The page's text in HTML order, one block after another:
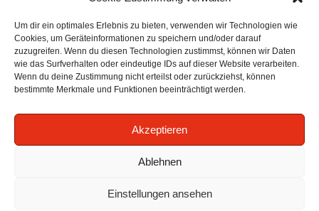
Um dir ein optimales Erlebnis zu bieten, verwenden wir Technologien wie
Cookies, um Geräteinformationen zu speichern und/oder darauf
zuzugreifen. Wenn du diesen Technologien zustimmst, können wir Daten
wie das Surfverhalten oder eindeutige IDs auf dieser Website verarbeiten.
Wenn du deine Zustimmung nicht erteilst oder zurückziehst, können
bestimmte Merkmale und Funktionen beeinträchtigt werden.
Akzeptieren
Ablehnen
Einstellungen ansehen
Industriebedarf
Tel:+49 (0) 471 97395 0
Fax: +49 (0) 471 97395 95
Mail:info@afi-bhv.de
+49 (0) 471 30852 68
| AGB